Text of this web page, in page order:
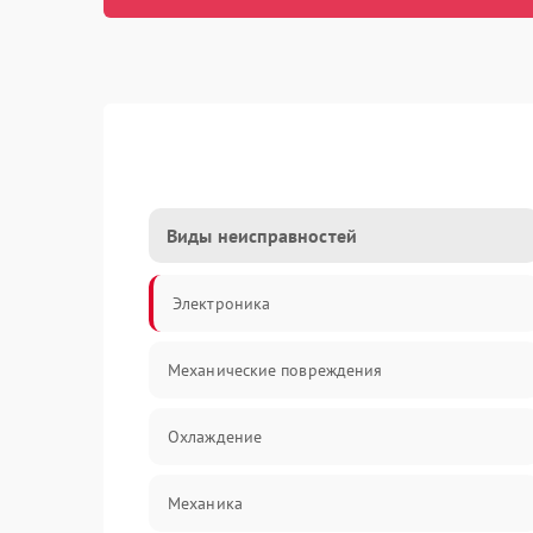
Виды неисправностей
Электроника
Механические повреждения
Охлаждение
Механика